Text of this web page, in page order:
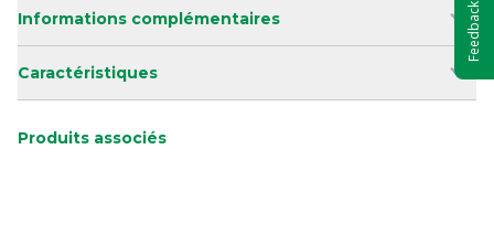
Informations complémentaires
Caractéristiques
Produits associés
Feedback